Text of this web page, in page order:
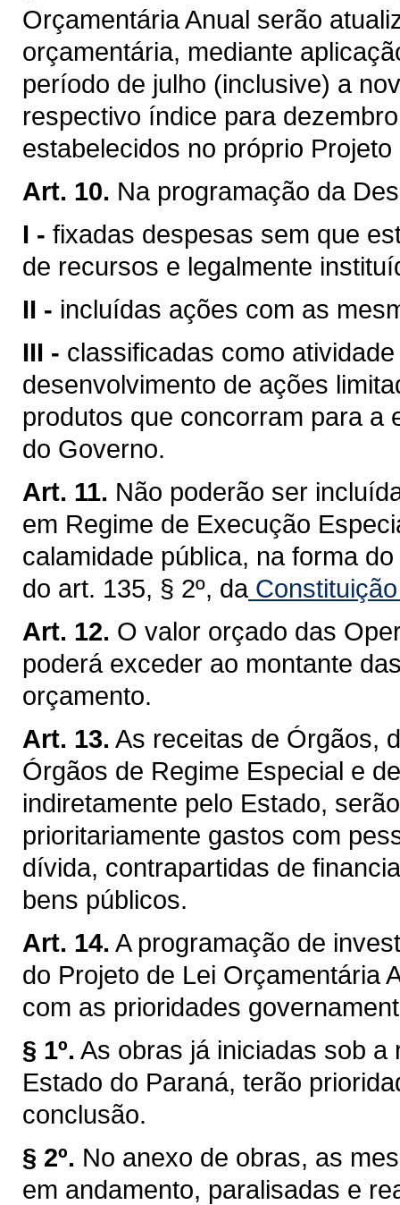
Orçamentária Anual serão
orçamentária, mediante
período de julho (inclusive) a
respectivo índice para
estabelecidos no próprio Projeto
Art. 10. Na programação da
I - fixadas despesas sem que
de recursos e legalmente
II - incluídas ações com as
III - classificadas como
desenvolvimento de ações
produtos que concorram para a
do Governo.
Art. 11. Não poderão ser
em Regime de Execução
calamidade pública, na forma
do art. 135, § 2º, da
Art. 12. O valor orçado das
poderá exceder ao montante
orçamento.
Art. 13. As receitas de Órgãos,
Órgãos de Regime Especial e
indiretamente pelo Estado,
prioritariamente gastos com
dívida, contrapartidas de
bens públicos.
Art. 14. A programação de
do Projeto de Lei Orçamentária
com as prioridades
§ 1º. As obras já iniciadas sob
Estado do Paraná, terão
conclusão.
§ 2º. No anexo de obras, as
em andamento, paralisadas e